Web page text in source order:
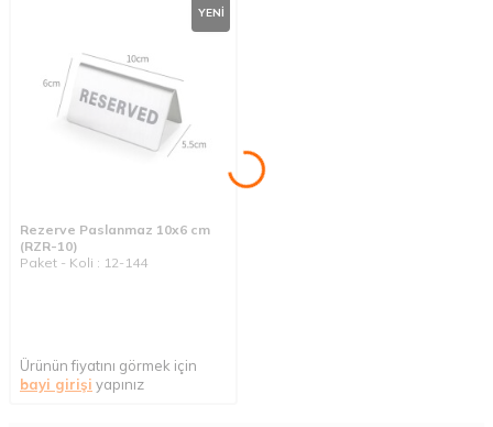
YENI
Rezerve Paslanmaz 10x6 cm
(RZR-10)
Paket - Koli : 12-144
Ürünün fiyatını görmek için
bayi girişi yapınız